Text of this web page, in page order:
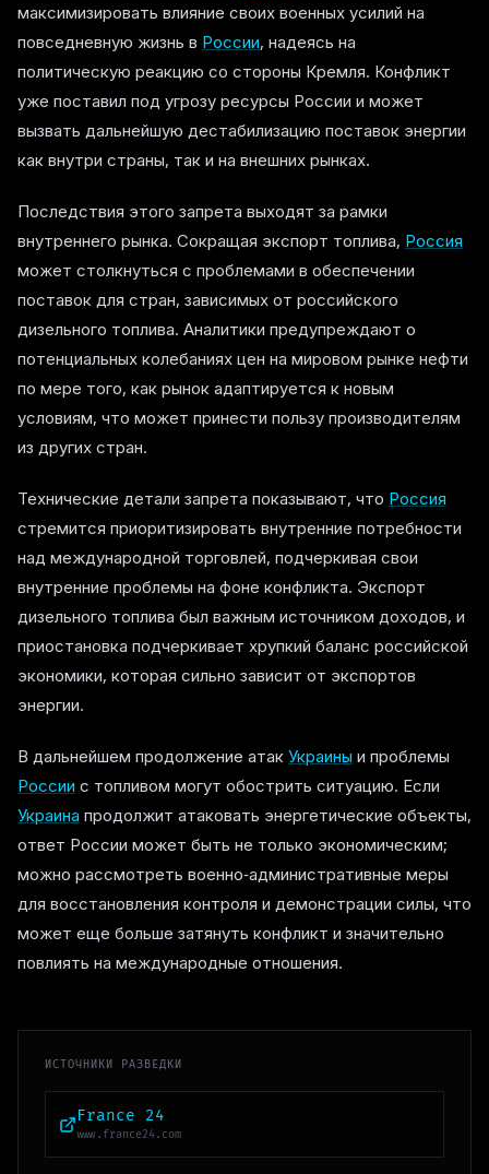
максимизировать влияние своих военных усилий на
повседневную жизнь в России, надеясь на
политическую реакцию со стороны Кремля. Конфликт
уже поставил под угрозу ресурсы России и может
вызвать дальнейшую дестабилизацию поставок энергии
как внутри страны, так и на внешних рынках.
Последствия этого запрета выходят за рамки
внутреннего рынка. Сокращая экспорт топлива, Россия
может столкнуться с проблемами в обеспечении
поставок для стран, зависимых от российского
дизельного топлива. Аналитики предупреждают о
потенциальных колебаниях цен на мировом рынке нефти
по мере того, как рынок адаптируется к новым
условиям, что может принести пользу производителям
из других стран.
Технические детали запрета показывают, что Россия
стремится приоритизировать внутренние потребности
над международной торговлей, подчеркивая свои
внутренние проблемы на фоне конфликта. Экспорт
дизельного топлива был важным источником доходов, и
приостановка подчеркивает хрупкий баланс российской
экономики, которая сильно зависит от экспортов
энергии.
В дальнейшем продолжение атак Украины и проблемы
России с топливом могут обострить ситуацию. Если
Украина продолжит атаковать энергетические объекты,
ответ России может быть не только экономическим;
можно рассмотреть военно-административные меры
для восстановления контроля и демонстрации силы, что
может еще больше затянуть конфликт и значительно
повлиять на международные отношения.
ИСТОЧНИКИ РАЗВЕДКИ
France 24
www.france24.com